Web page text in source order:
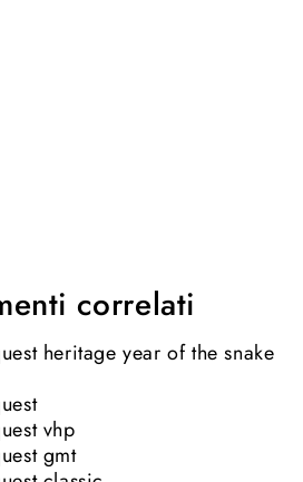
correlati
heritage year of the snake
vhp
gmt